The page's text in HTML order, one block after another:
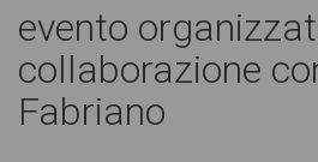
evento
collaborazione
Fabriano